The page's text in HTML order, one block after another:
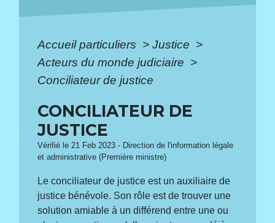
Accueil particuliers > Justice >
Acteurs du monde judiciaire >
Conciliateur de justice
CONCILIATEUR DE
JUSTICE
Vérifié le 21 Feb 2023 - Direction de l'information légale
et administrative (Première ministre)
Le conciliateur de justice est un auxiliaire de
justice bénévole. Son rôle est de trouver une
solution amiable à un différend entre une ou